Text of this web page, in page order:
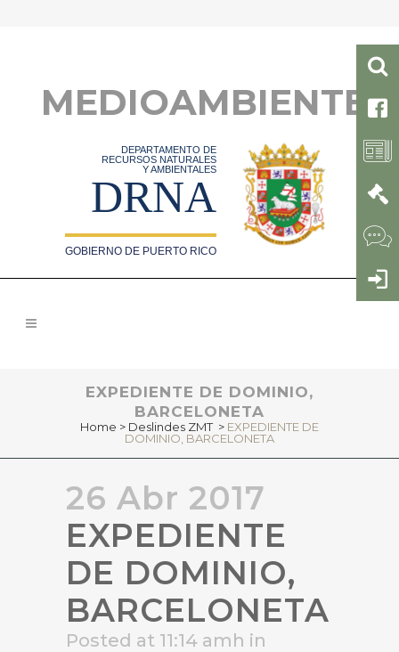
MEDIOAMBIENTE
DEPARTAMENTO DE
RECURSOS NATURALES
Y AMBIENTALES
DRNA
GOBIERNO DE PUERTO RICO
EXPEDIENTE DE DOMINIO,
BARCELONETA
Home > Deslindes ZMT > EXPEDIENTE DE
DOMINIO, BARCELONETA
26 Abr 2017
EXPEDIENTE
DE DOMINIO,
BARCELONETA
Posted at 11:14 amh in